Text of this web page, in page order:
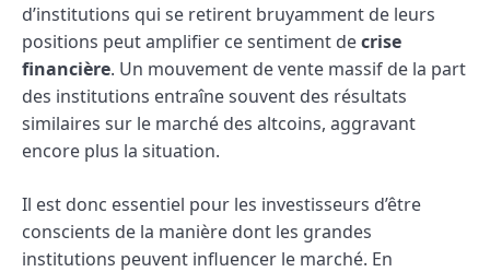
d’institutions qui se retirent bruyamment de leurs
positions peut amplifier ce sentiment decrise
financière. Un mouvement de vente massif de la part
des institutions entraîne souvent des résultats
similaires sur le marché des altcoins, aggravant
encore plus la situation.
Il est donc essentiel pour les investisseurs d’être
conscients de la manière dont les grandes
institutions peuvent influencer le marché. En